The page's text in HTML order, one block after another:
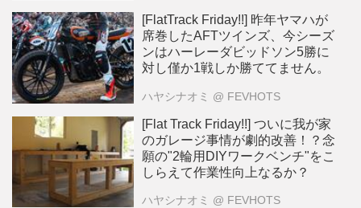
[FlatTrack Friday!!] 昨年ヤマハが
席巻したAFTツインズ、今シーズ
ンはハーレーダビッドソン5勝に
対し僅か1戦しか勝ててません。
ハヤシナオミ @ FEVHOTS
[Flat Track Friday!!] ついに我が家
のガレージ事情が劇的改善！？念
願の"2輪用DIYワークベンチ"をこ
しらえて作業性向上なるか？
ハヤシナオミ @ FEVHOTS